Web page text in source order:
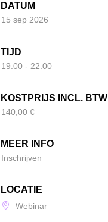
DATUM
15 sep 2026
TIJD
19:00 - 22:00
KOSTPRIJS INCL. BTW
140,00 €
MEER INFO
Inschrijven
LOCATIE
Webinar